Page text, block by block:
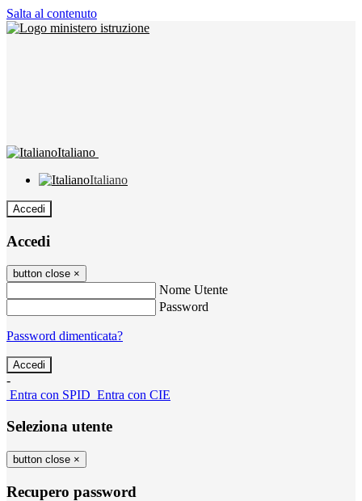
Salta al contenuto
Italiano
Italiano
Accedi
Accedi
button close ×
Nome Utente
Password
Password dimenticata?
-
Entra con SPID Entra con CIE
Seleziona utente
button close ×
Recupero password